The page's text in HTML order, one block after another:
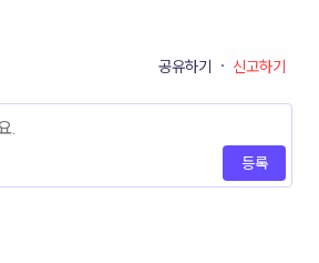
공유하기 · 신고하기
등록